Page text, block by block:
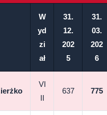
W
yd
zi
ał
31.
12.
202
5
31.
03.
202
6
VI
II
637 775